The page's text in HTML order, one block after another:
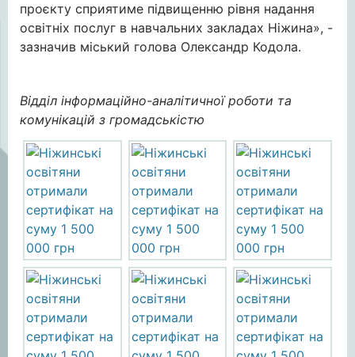
проєкту сприятиме підвищенню рівня надання
освітніх послуг в навчальних закладах Ніжина», -
зазначив міський голова Олександр Кодола.
Відділ інформаційно-аналітичної роботи та
комунікацій з громадськістю